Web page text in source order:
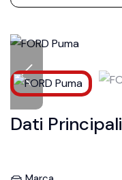
Dati Principali